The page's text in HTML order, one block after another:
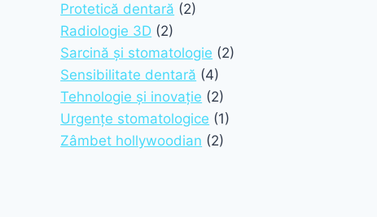
Protetică dentară (2)
Radiologie 3D (2)
Sarcină și stomatologie (2)
Sensibilitate dentară (4)
Tehnologie și inovație (2)
Urgențe stomatologice (1)
Zâmbet hollywoodian (2)